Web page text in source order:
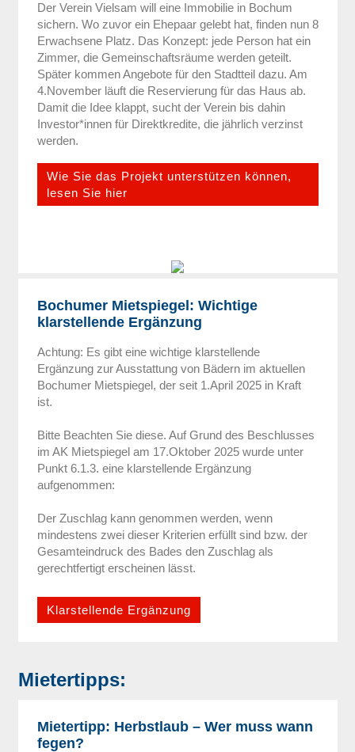
Der Verein Vielsam will eine Immobilie in Bochum
sichern. Wo zuvor ein Ehepaar gelebt hat, finden nun 8
Erwachsene Platz. Das Konzept: jede Person hat ein
Zimmer, die Gemeinschaftsräume werden geteilt.
Später kommen Angebote für den Stadtteil dazu. Am
4.November läuft die Reservierung für das Haus ab.
Damit die Idee klappt, sucht der Verein bis dahin
Investor*innen für Direktkredite, die jährlich verzinst
werden.
Wie Sie das Projekt unterstützen können,
lesen Sie hier
Bochumer Mietspiegel: Wichtige
klarstellende Ergänzung
Achtung: Es gibt eine wichtige klarstellende
Ergänzung zur Ausstattung von Bädern im aktuellen
Bochumer Mietspiegel, der seit 1.April 2025 in Kraft
ist.
Bitte Beachten Sie diese. Auf Grund des Beschlusses
im AK Mietspiegel am 17.Oktober 2025 wurde unter
Punkt 6.1.3. eine klarstellende Ergänzung
aufgenommen:
Der Zuschlag kann genommen werden, wenn
mindestens zwei dieser Kriterien erfüllt sind bzw. der
Gesamteindruck des Bades den Zuschlag als
gerechtfertigt erscheinen lässt.
Klarstellende Ergänzung
Mietertipps:
Mietertipp: Herbstlaub – Wer muss wann
fegen?